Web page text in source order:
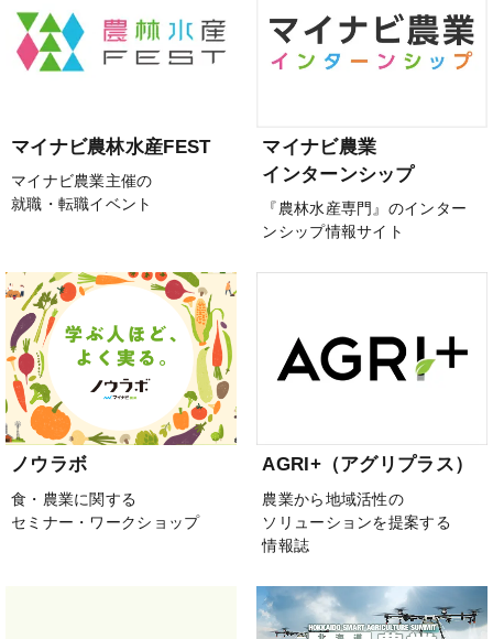
マイナビ農林水産FEST
マイナビ農業主催の
就職・転職イベント
マイナビ農業
インターンシップ
『農林水産専門』のインター
ンシップ情報サイト
ノウラボ
食・農業に関する
セミナー・ワークショップ
AGRI+（アグリプラス）
農業から地域活性の
ソリューションを提案する
情報誌